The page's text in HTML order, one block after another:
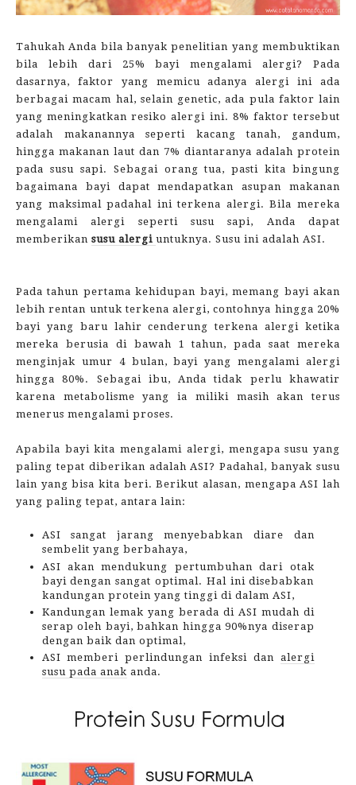
Tahukah Anda bila banyak penelitian yang membuktikan
bila lebih dari 25% bayi mengalami alergi? Pada
dasarnya, faktor yang memicu adanya alergi ini ada
berbagai macam hal, selain genetic, ada pula faktor lain
yang meningkatkan resiko alergi ini. 8% faktor tersebut
adalah makanannya seperti kacang tanah, gandum,
hingga makanan laut dan 7% diantaranya adalah protein
pada susu sapi. Sebagai orang tua, pasti kita bingung
bagaimana bayi dapat mendapatkan asupan makanan
yang maksimal padahal ini terkena alergi. Bila mereka
mengalami alergi seperti susu sapi, Anda dapat
memberikan susu alergi untuknya. Susu ini adalah ASI.
Pada tahun pertama kehidupan bayi, memang bayi akan
lebih rentan untuk terkena alergi, contohnya hingga 20%
bayi yang baru lahir cenderung terkena alergi ketika
mereka berusia di bawah 1 tahun, pada saat mereka
menginjak umur 4 bulan, bayi yang mengalami alergi
hingga 80%. Sebagai ibu, Anda tidak perlu khawatir
karena metabolisme yang ia miliki masih akan terus
menerus mengalami proses.
Apabila bayi kita mengalami alergi, mengapa susu yang
paling tepat diberikan adalah ASI? Padahal, banyak susu
lain yang bisa kita beri. Berikut alasan, mengapa ASI lah
yang paling tepat, antara lain:
ASI sangat jarang menyebabkan diare dan
sembelit yang berbahaya,
ASI akan mendukung pertumbuhan dari otak
bayi dengan sangat optimal. Hal ini disebabkan
kandungan protein yang tinggi di dalam ASI,
Kandungan lemak yang berada di ASI mudah di
serap oleh bayi, bahkan hingga 90%nya diserap
dengan baik dan optimal,
ASI memberi perlindungan infeksi dan alergi
susu pada anak anda.